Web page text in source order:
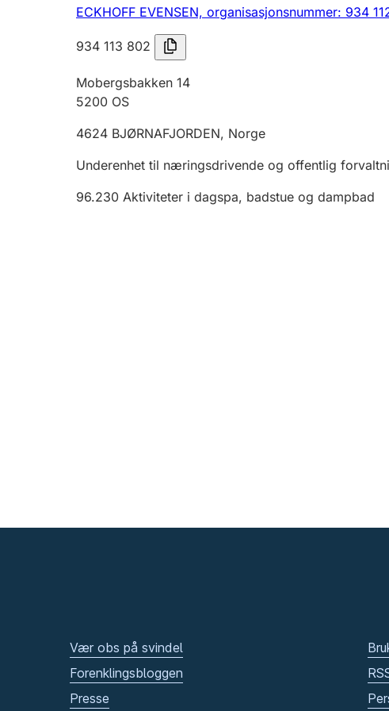
ECKHOFF EVENSEN, organisasjonsnummer: 934
934 113 802
Mobergsbakken 14
5200 OS
4624 BJØRNAFJORDEN, Norge
Underenhet til næringsdrivende og offentlig
96.230 Aktiviteter i dagspa, badstue og dampbad
Vær obs på svindel
Forenklingsbloggen
Presse